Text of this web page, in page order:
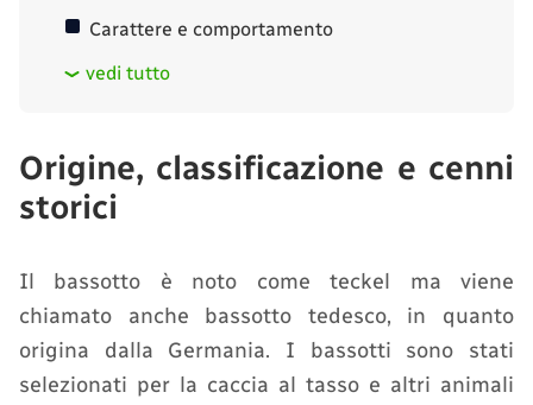
Carattere e comportamento
vedi tutto
Origine, classificazione e cenni
storici
Il bassotto è noto come teckel ma viene
chiamato anche bassotto tedesco, in quanto
origina dalla Germania. I bassotti sono stati
selezionati per la caccia al tasso e altri animali